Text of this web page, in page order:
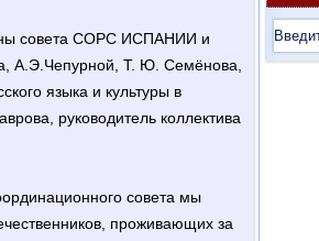
совета СОРС ИСПАНИИ и
А.Э.Чепурной, Т. Ю. Семёнова,
языка и культуры в
руководитель коллектива
совета мы
проживающих за